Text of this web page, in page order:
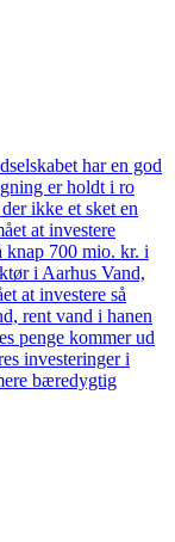
har en god
er holdt i ro
ikke et sket en
at investere
knap 700 mio. kr. i
i Aarhus Vand,
at investere så
rent vand i hanen
penge kommer ud
investeringer i
bæredygtig